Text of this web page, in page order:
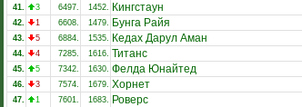
41.
3 6497. 1452. Кингстаун
42.
1 6608. 1479. Бунга Райя
43.
5 6884. 1535. Кедах Дарул Аман
44.
4 7285. 1616. Титанс
45.
5 7342. 1630. Фелда Юнайтед
46.
3 7574. 1679. Хорнет
47.
1 7601. 1683. Роверс